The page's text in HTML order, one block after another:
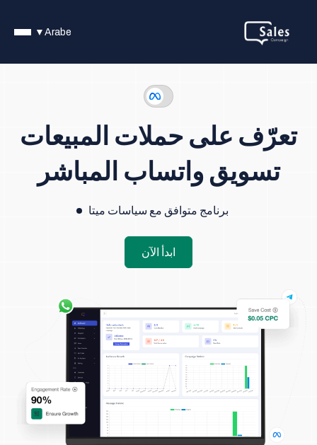
Arabe
▼
تعرّف على حملات المبيعات
تسويق واتساب المباشر
برنامج متوافق مع سياسات ميتا
ابدأ الآن